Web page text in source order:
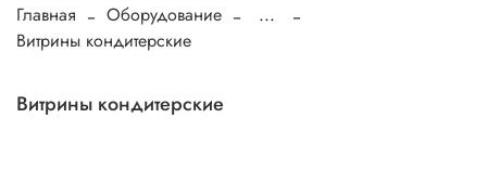
Главная Оборудование
...
Витрины кондитерские
Витрины кондитерские